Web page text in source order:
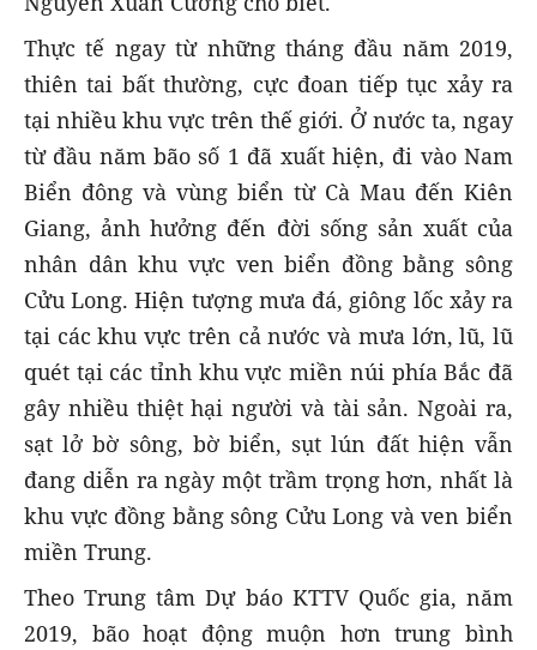
Thực tế ngay từ những tháng đầu năm 2019,
thiên tai bất thường, cực đoan tiếp tục xảy ra
tại nhiều khu vực trên thế giới. Ở nước ta, ngay
từ đầu năm bão số 1 đã xuất hiện, đi vào Nam
Biển đông và vùng biển từ Cà Mau đến Kiên
Giang, ảnh hưởng đến đời sống sản xuất của
nhân dân khu vực ven biển đồng bằng sông
Cửu Long. Hiện tượng mưa đá, giông lốc xảy ra
tại các khu vực trên cả nước và mưa lớn, lũ, lũ
quét tại các tỉnh khu vực miền núi phía Bắc đã
gây nhiều thiệt hại người và tài sản. Ngoài ra,
sạt lở bờ sông, bờ biển, sụt lún đất hiện vẫn
đang diễn ra ngày một trầm trọng hơn, nhất là
khu vực đồng bằng sông Cửu Long và ven biển
miền Trung.
Theo Trung tâm Dự báo KTTV Quốc gia, năm
2019, bão hoạt động muộn hơn trung bình